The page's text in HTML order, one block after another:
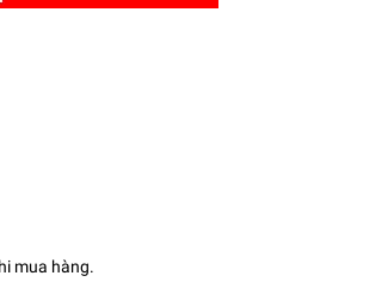
mua hàng.